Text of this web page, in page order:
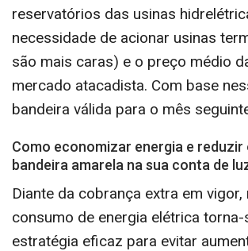
reservatórios das usinas
necessidade de acionar usinas
são mais caras) e o preço médio
mercado atacadista. Com base
bandeira válida para o mês
Como economizar energia e reduzir
bandeira amarela na sua conta de
Diante da cobrança extra em vigor,
consumo de energia elétrica torna-
estratégia eficaz para evitar